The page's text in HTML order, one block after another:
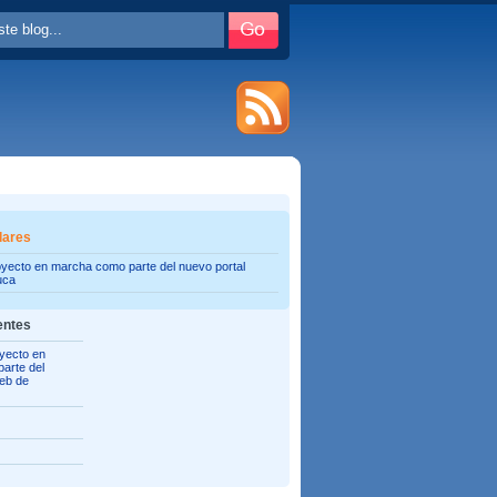
en marcha como parte del nuevo portal
en
del
de